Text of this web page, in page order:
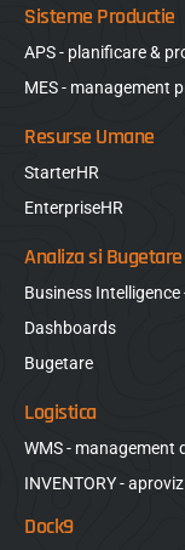
Sisteme Productie
APS - planificare &
MES - management
Resurse Umane
StarterHR
EnterpriseHR
Analiza si Bugetare
Business
Dashboards
Bugetare
Logistica
WMS - management
INVENTORY -
Dock9